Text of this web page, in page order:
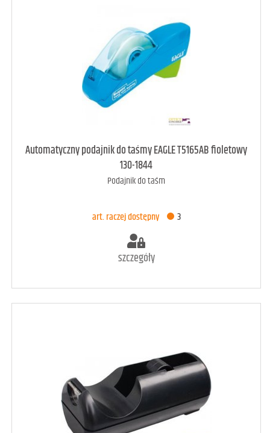
art. dostępny 6
Automatyczny podajnik do taśmy EAGLE T5165AB fioletowy
130-1844
Podajnik do taśm
art. raczej dostępny 3
szczegóły